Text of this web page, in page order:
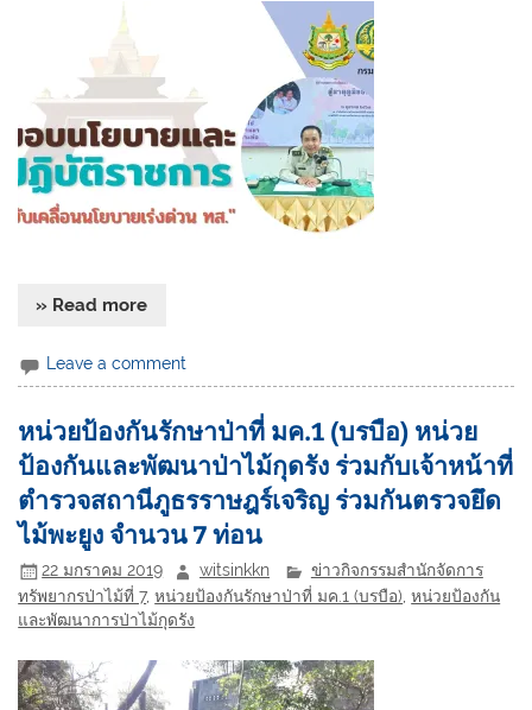
» Read more
Leave a comment
หน่วยป้องกันรักษาป่าที่ มค.1 (บรบือ) หน่วย
ป้องกันและพัฒนาป่าไม้กุดรัง ร่วมกับเจ้าหน้าที่
ตำรวจสถานีภูธรราษฎร์เจริญ ร่วมกันตรวจยึด
ไม้พะยูง จำนวน 7 ท่อน
22 มกราคม 2019 witsinkkn
ข่าวกิจกรรมสำนักจัดการ
ทรัพยากรป่าไม้ที่ 7,หน่วยป้องกันรักษาป่าที่ มค.1 (บรบือ) ,หน่วยป้องกัน
และพัฒนาการป่าไม้กุดรัง